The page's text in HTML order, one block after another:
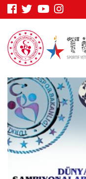
Genç Bilgi
Sistemi